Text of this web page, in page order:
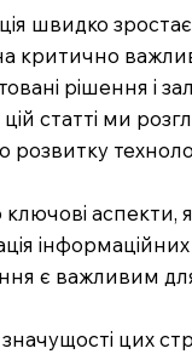
швидко
критично
рішення і
цій статті ми
розвитку
аспекти,
є важливим
цих